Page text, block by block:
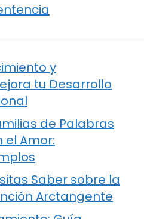
y
tu Desarrollo
de Palabras
el Amor:
Saber sobre la
Arctangente